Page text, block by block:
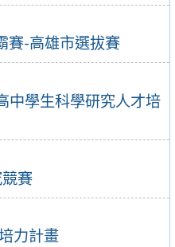
賽-高雄市選拔賽
中學生科學研究人才培
賽
力計畫